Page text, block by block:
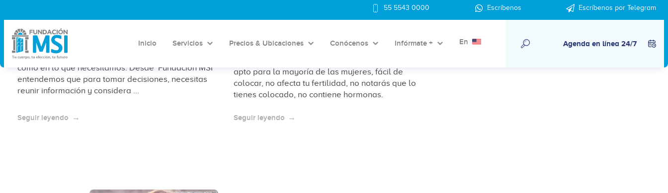
55 5543 0000 Escríbenos Escríbenos por Telegram
Inicio Servicios Precios & Ubicaciones Conócenos Infórmate + En Agenda en línea 24/7
anticonceptivos hormonales
Cuando buscamos encontrar la mejor opción,
pensamos en lo que queremos y en lo que no, así
como en lo que necesitamos. Desde Fundación MSI
entendemos que para tomar decisiones, necesitas
reunir información y considera ...
Seguir leyendo
DIU T de cobre: ventajas, posibles
Las ventajas que el DIU T de cobre presenta son 99%
apto para la mayoría de las mujeres, fácil de
colocar, no afecta tu fertilidad, no notarás que lo
tienes colocado, no contiene hormonas.
Seguir leyendo